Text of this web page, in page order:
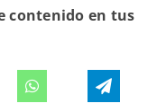
contenido en tus